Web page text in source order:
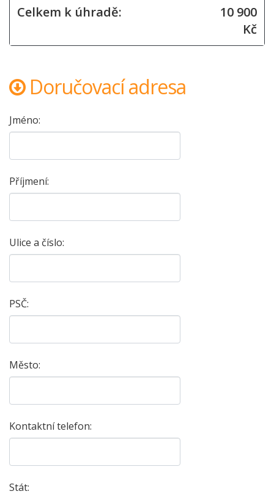
Celkem k úhradě:
10 900
Kč
Doručovací adresa
Jméno:
Příjmení:
Ulice a číslo:
PSČ:
Město:
Kontaktní telefon:
Stát: